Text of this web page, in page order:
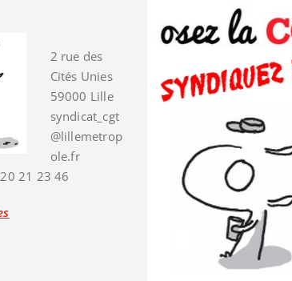
2 rue des
Cités Unies
59000 Lille
syndicat_cgt
@lillemetrop
ole.fr
21 23 46